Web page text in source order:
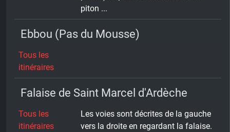
piton ...
Ebbou (Pas du Mousse)
Tous les
itinéraires
Falaise de Saint Marcel d'Ardèche
Tous les
itinéraires
Les voies sont décrites de la gauche
vers la droite en regardant la falaise.